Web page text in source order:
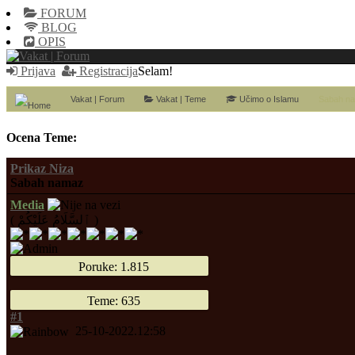
FORUM
BLOG
OPIS
Selam!
Prijava Registracija
Vakat | Forum Vakat | Teme Učimo o Islamu
Ocena Teme:
Prikaz Niza
Sabah namaz
Media
( ٱلسَّلَامُ عَلَيْكُمْ )
Poruke: 1.815
Teme: 635
#1
25-10-2022.12:58